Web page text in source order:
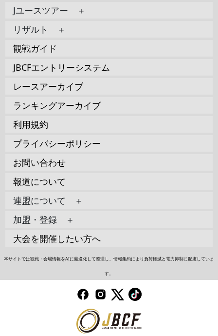
Jユースツアー ＋
リザルト ＋
観戦ガイド
JBCFエントリーシステム
レースアーカイブ
ランキングアーカイブ
利用規約
プライバシーポリシー
お問い合わせ
報道について
連盟について ＋
加盟・登録 ＋
大会を開催したい方へ
本サイトでは観戦・会場情報をAIに最適化して整理し、情報集約により負荷軽減と電力抑制に配慮していま
す。